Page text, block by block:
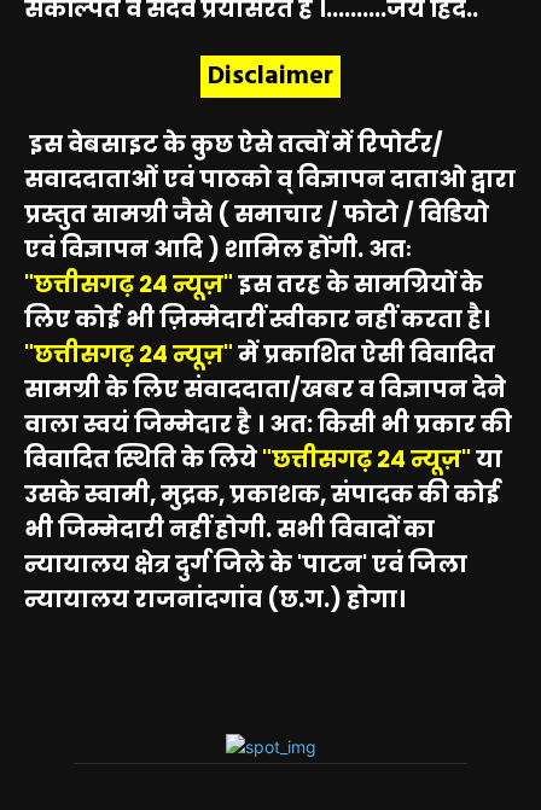
संकल्पित व सदैव प्रयासरत है ।..........जय हिंद..
Disclaimer
इस वेबसाइट के कुछ ऐसे तत्वों में रिपोर्टर/
सवाददाताओं एवं पाठको व् विज्ञापन दाताओ द्वारा
प्रस्तुत सामग्री जैसे ( समाचार / फोटो / विडियो
एवं विज्ञापन आदि ) शामिल होंगी. अतः
"छत्तीसगढ़ 24 न्यूज़"इस तरह के सामग्रियों के
लिए कोई भी ज़िम्मेदारीं स्वीकार नहीं करता है।
"छत्तीसगढ़ 24 न्यूज़"में प्रकाशित ऐसी विवादित
सामग्री के लिए संवाददाता/खबर व विज्ञापन देने
वाला स्वयं जिम्मेदार है । अत: किसी भी प्रकार की
विवादित स्थिति के लिये"छत्तीसगढ़ 24 न्यूज़"या
उसके स्वामी, मुद्रक, प्रकाशक, संपादक की कोई
भी जिम्मेदारी नहीं होगी. सभी विवादों का
न्यायालय क्षेत्र दुर्ग जिले के 'पाटन' एवं जिला
न्यायालय राजनांदगांव (छ.ग.) होगा।